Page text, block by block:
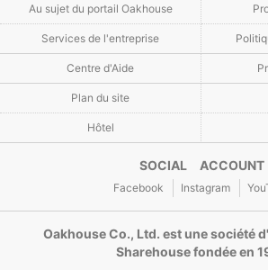
Au sujet du portail Oakhouse
Services de l'entreprise
Centre d'Aide
Plan du site
Hôtel
SOCIAL ACCOUNT
Facebook Instagram
Oakhouse Co., Ltd. est une société
Sharehouse fondée en